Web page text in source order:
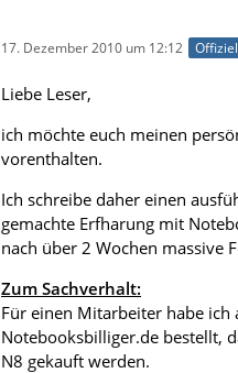
17. Dezember 2010 um 12:12
Liebe Leser,
ich möchte euch meinen
vorenthalten.
Ich schreibe daher einen
gemachte Erfharung mit
nach über 2 Wochen massive
Zum Sachverhalt:
Für einen Mitarbeiter habe ich
Notebooksbilliger.de bestellt,
N8 gekauft werden.